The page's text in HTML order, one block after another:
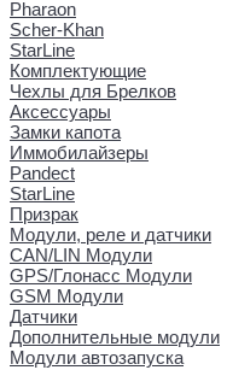
Pharaon
Scher-Khan
StarLine
Комплектующие
Чехлы для Брелков
Аксессуары
Замки капота
Иммобилайзеры
Pandect
StarLine
Призрак
Модули, реле и датчики
CAN/LIN Модули
GPS/Глонасс Модули
GSM Модули
Датчики
Дополнительные модули
Модули автозапуска